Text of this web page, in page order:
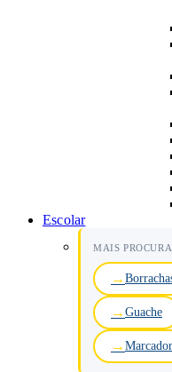
Escolar
MAIS
Guache